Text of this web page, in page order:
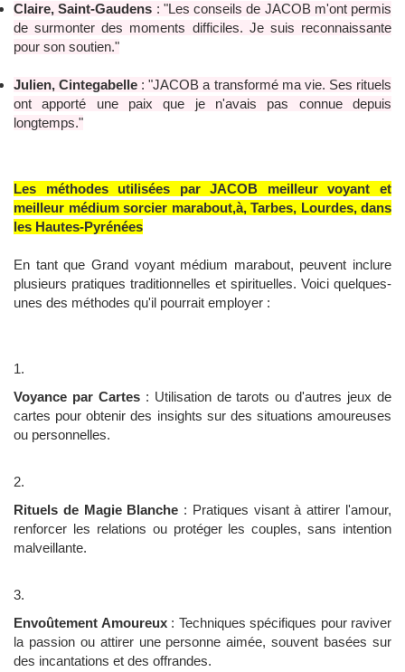
Claire, Saint-Gaudens : "Les conseils de JACOB m'ont permis
de surmonter des moments difficiles. Je suis reconnaissante
pour son soutien."
Julien, Cintegabelle : "JACOB a transformé ma vie. Ses rituels
ont apporté une paix que je n'avais pas connue depuis
longtemps."
Les méthodes utilisées par JACOB meilleur voyant et
meilleur médium sorcier marabout,à, Tarbes, Lourdes, dans
les Hautes-Pyrénées
En tant que Grand voyant médium marabout, peuvent inclure
plusieurs pratiques traditionnelles et spirituelles. Voici quelques-
unes des méthodes qu'il pourrait employer :
Voyance par Cartes: Utilisation de tarots ou d'autres jeux de
cartes pour obtenir des insights sur des situations amoureuses
ou personnelles.
Rituels de Magie Blanche : Pratiques visant à attirer l'amour,
renforcer les relations ou protéger les couples, sans intention
malveillante.
Envoûtement Amoureux: Techniques spécifiques pour raviver
la passion ou attirer une personne aimée, souvent basées sur
des incantations et des offrandes.